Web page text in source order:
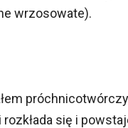
wrzosowate).
się i